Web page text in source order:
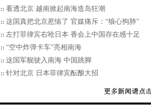
看透北京 越南掀起南海造岛狂潮
这国真把北京惹恼了 官媒痛斥：“狼心狗肺”
左打菲律宾右呛日本 香会上中国存在感十足
“空中炸弹卡车”亮相南海
这国军舰驶入南海 中国跳脚
针对北京 日本菲律宾酝酿大招